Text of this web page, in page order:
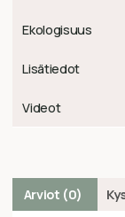
Ekologisuus
Lisätiedot
Videot
Arviot (0)